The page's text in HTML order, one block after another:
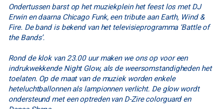
Ondertussen barst op het muziekplein het feest los met DJ
Erwin en daarna Chicago Funk, een tribute aan Earth, Wind &
Fire. De band is bekend van het televisieprogramma ‘Battle of
the Bands’.
Rond de klok van 23.00 uur maken we ons op voor een
indrukwekkende Night Glow, als de weersomstandigheden het
toelaten. Op de maat van de muziek worden enkele
heteluchtballonnen als lampionnen verlicht. De glow wordt
ondersteund met een optreden van D-Zire colorguard en